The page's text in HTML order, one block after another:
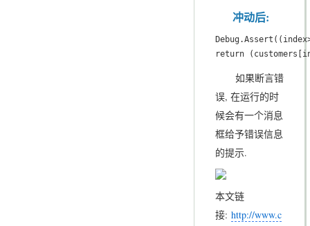
冲动后:
return
如果断言错
误, 在运行的时
候会有一个消息
框给予错误信息
的提示.
本文链
接: http://www.c